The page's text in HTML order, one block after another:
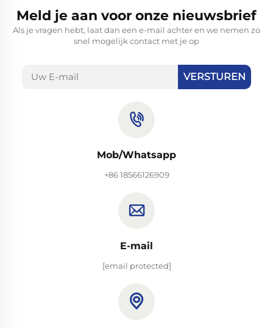
Meld je aan voor onze nieuwsbrief
Als je vragen hebt, laat dan een e-mail achter en we nemen zo
snel mogelijk contact met je op
VERSTUREN
Mob/Whatsapp
+86 18566126909
E-mail
[email protected]